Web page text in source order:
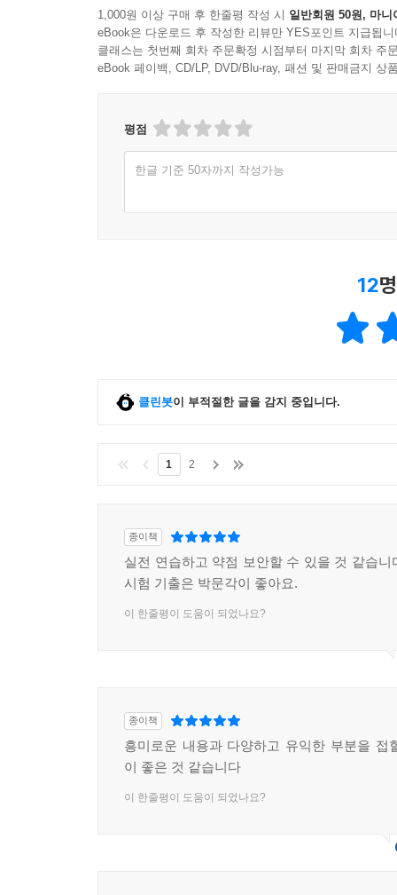
1,000원 이상 구매 후 한줄평 작성 시 일반회원 50원, 마니
eBook은 다운로드 후 작성한 리뷰만 YES포인트 지급됩니
클래스는 첫번째 회차 주문확정 시점부터 마지막 회차 주
eBook 페이백, CD/LP, DVD/Blu-ray, 패션 및 판매금지 상
평점
한글 기준 50자까지 작성가능
12
클린봇이 부적절한 글을 감지 중입니다.
1 2
종이책
실전 연습하고 약점 보안할 수 있을 것 같습니
시험 기출은 박문각이 좋아요.
이 한줄평이 도움이 되었나요?
종이책
흥미로운 내용과 다양하고 유익한 부분을 접
이 좋은 것 같습니다
이 한줄평이 도움이 되었나요?